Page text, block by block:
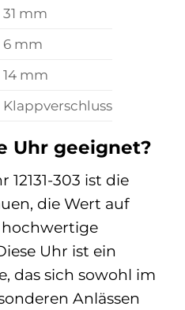
31 mm
6 mm
14 mm
Klappverschluss
Uhr geeignet?
303 ist die
die Wert auf
hochwertige
Uhr ist ein
das sich sowohl im
Anlässen